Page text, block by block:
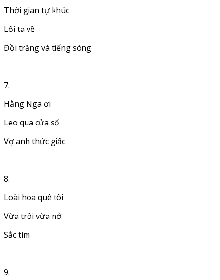
Thời gian tự khúc
Lối ta về
Đồi trăng và tiếng sóng
7.
Hằng Nga ơi
Leo qua cửa sổ
Vợ anh thức giấc
8.
Loài hoa quê tôi
Vừa trôi vừa nở
Sắc tím
9.